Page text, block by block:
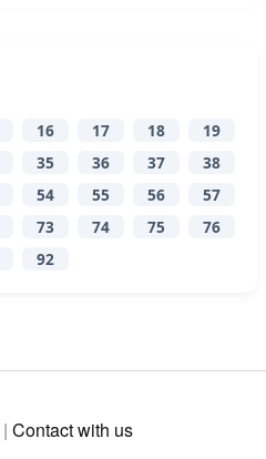
16 17 18
19
35 36 37
38
54 55 56
57
73 74 75
76
92
| Contact with us